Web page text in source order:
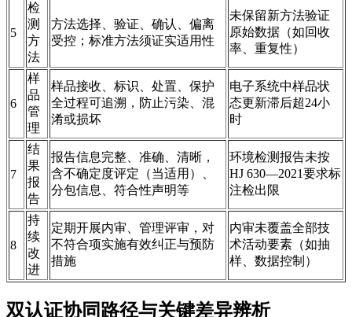
5
检
测
方
法
方法选择、验证、确认、偏离
受控；标准方法须证实适用性
未保留新方法验证
原始数据（如回收
率、重复性）
6
样
品
管
理
样品接收、标识、处置、保护
全过程可追溯，防止污染、混
淆或损坏
电子系统中样品状
态更新滞后超24小
时
7
结
果
报
告
报告信息完整、准确、清晰，
含不确定度评定（当适用）、
分包信息、符合性声明等
环境检测报告未按
HJ 630—2021要求标
注检出限
8
持
续
改
进
定期开展内审、管理评审，对
不符合项实施有效纠正与预防
措施
内审未覆盖全部技
术活动要素（如抽
样、数据控制）
双认证协同路径与关键差异辨析